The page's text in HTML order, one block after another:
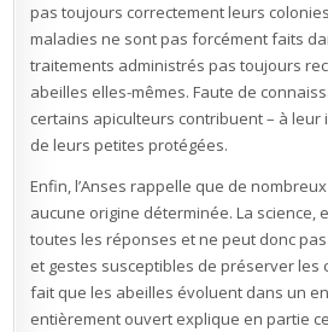
pas toujours correctement leurs
maladies ne sont pas forcément faits
traitements administrés pas toujours
abeilles elles-mêmes. Faute de
certains apiculteurs contribuent – à leur
de leurs petites protégées.
Enfin, l’Anses rappelle que de
aucune origine déterminée. La science,
toutes les réponses et ne peut donc
et gestes susceptibles de préserver les
fait que les abeilles évoluent dans un
entièrement ouvert explique en partie